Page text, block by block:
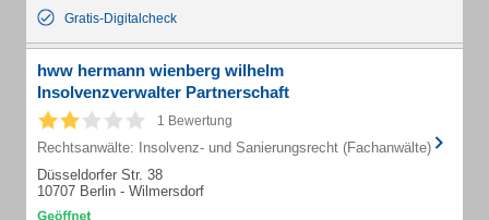
Gratis-Digitalcheck
hww hermann wienberg wilhelm
Insolvenzverwalter Partnerschaft
1 Bewertung
Rechtsanwälte: Insolvenz- und Sanierungsrecht (Fachanwälte)
Düsseldorfer Str. 38
10707 Berlin - Wilmersdorf